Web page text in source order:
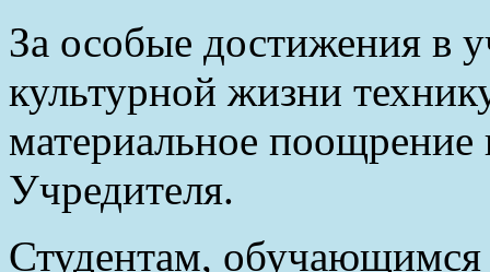
За особые достижения в
культурной жизни
материальное поощрение
Учредителя.
Студентам, обучающимся